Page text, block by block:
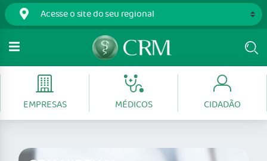
EMPRESAS MÉDICOS CIDADÃO